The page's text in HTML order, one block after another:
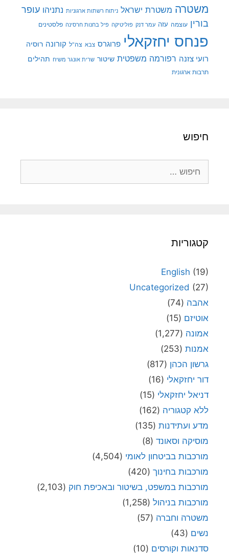
משטרה משטרת ישראל ניתוח רשתות ארגוניות נתניהו עופר
בורין עוצמה עזה עמר דנק פוליטיקה פיל בחנות חרסינה פלסטינים
פנחס יחזקאלי פרוגרס צבא צה"ל קורונה רוסיה
רועי צזנה רפורמה משפטית שיטור שרית אונגר משיח תהילים
תרבות ארגונית
חיפוש
קטגוריות
English (19)
Uncategorized (27)
אהבה (74)
אוטיזם (15)
אמונה (1,277)
אמנות (253)
גרשון הכהן (817)
דור יחזקאלי (16)
דניאל יחזקאלי (15)
ללא קטגוריה (162)
מדע ועתידנות (135)
מוסיקה וסאונד (8)
מורכבות בביטחון לאומי (4,504)
מורכבות בחינוך (420)
מורכבות במשפט, בשיטור ובאכיפת חוק (2,103)
מורכבות בניהול (1,258)
משטרה וחברה (57)
נשים (43)
סדנאות וקורסים (10)